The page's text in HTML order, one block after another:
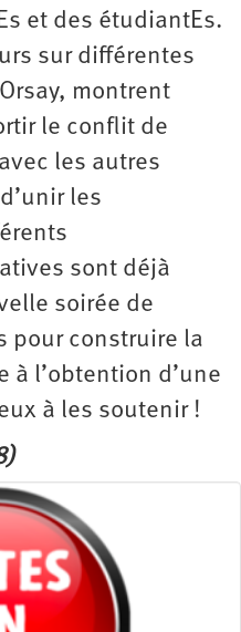
et des étudiantEs.
sur différentes
montrent
le conflit de
les autres
les
sont déjà
soirée de
pour construire la
à l’obtention d’une
à les soutenir !